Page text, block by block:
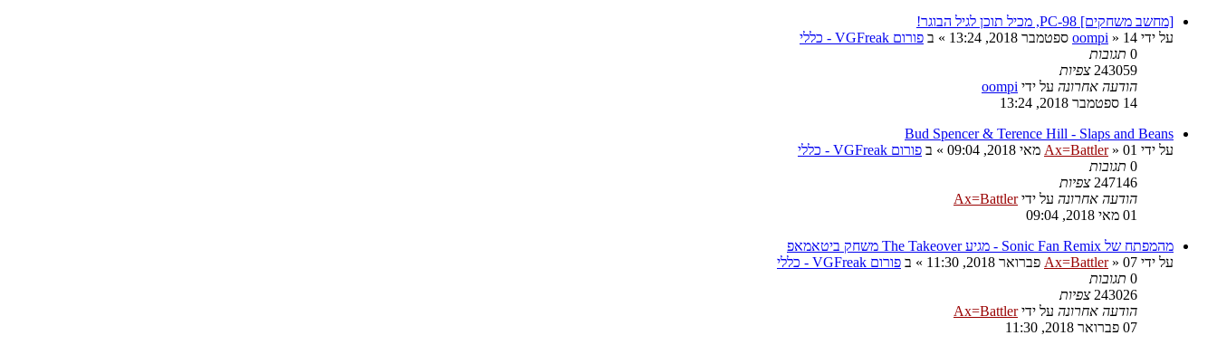
[מחשב משחקים] PC-98, מכיל תוכן לגיל הבוגר!
על ידי
oompi » 14 ספטמבר 2018, 13:24 » ב פורום VGFreak - כללי
0 תגובות
243059 צפיות
הודעה אחרונה על ידי oompi
14 ספטמבר 2018, 13:24
Bud Spencer & Terence Hill - Slaps and Beans
על ידי
Ax=Battler» 01 מאי 2018, 09:04 » ב פורום VGFreak - כללי
0 תגובות
247146 צפיות
הודעה אחרונה על ידיAx=Battler
01 מאי 2018, 09:04
מהמפתח של Sonic Fan Remix - מגיע The Takeover משחק ביטאמאפ
על ידי
Ax=Battler» 07 פברואר 2018, 11:30 » ב פורום VGFreak - כללי
0 תגובות
243026 צפיות
הודעה אחרונה על ידיAx=Battler
07 פברואר 2018, 11:30